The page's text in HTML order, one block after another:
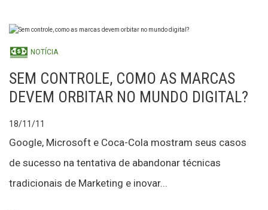
NOTÍCIA
SEM CONTROLE, COMO AS MARCAS
DEVEM ORBITAR NO MUNDO DIGITAL?
18/11/11
Google, Microsoft e Coca-Cola mostram seus casos
de sucesso na tentativa de abandonar técnicas
tradicionais de Marketing e inovar...